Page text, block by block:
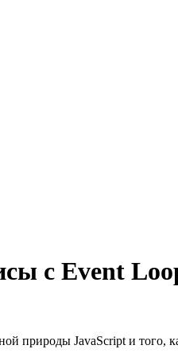
с Event
природы JavaScript и